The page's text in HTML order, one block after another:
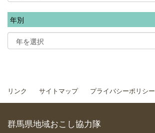
年別
リンク サイトマップ プライバシーポリシー
群馬県地域おこし協力隊